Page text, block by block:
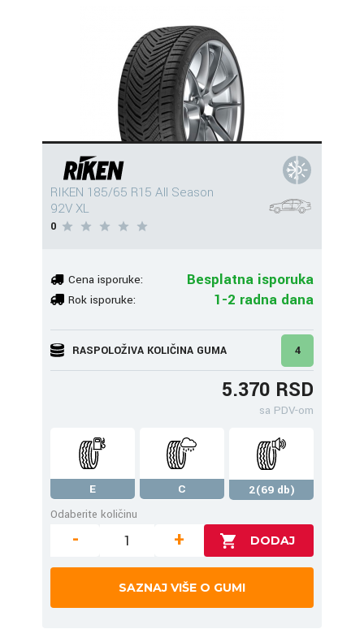
RIKEN 185/65 R15 All Season
92V XL
0
Cena isporuke: Besplatna isporuka
Rok isporuke: 1-2 radna dana
RASPOLOŽIVA KOLIČINA GUMA 4
5.370 RSD
sa PDV-om
E C
2(69 db)
Odaberite količinu
- +
SAZNAJ VIŠE O GUMI